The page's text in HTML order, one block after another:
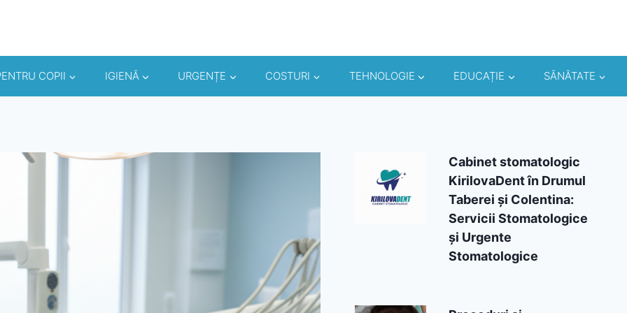
COPII IGIENĂ URGENȚE COSTURI TEHNOLOGIE EDUCAȚIE SĂNĂTATE
Cabinet stomatologic
KirilovaDent în Drumul
Taberei și Colentina:
Servicii Stomatologice
și Urgente
Stomatologice